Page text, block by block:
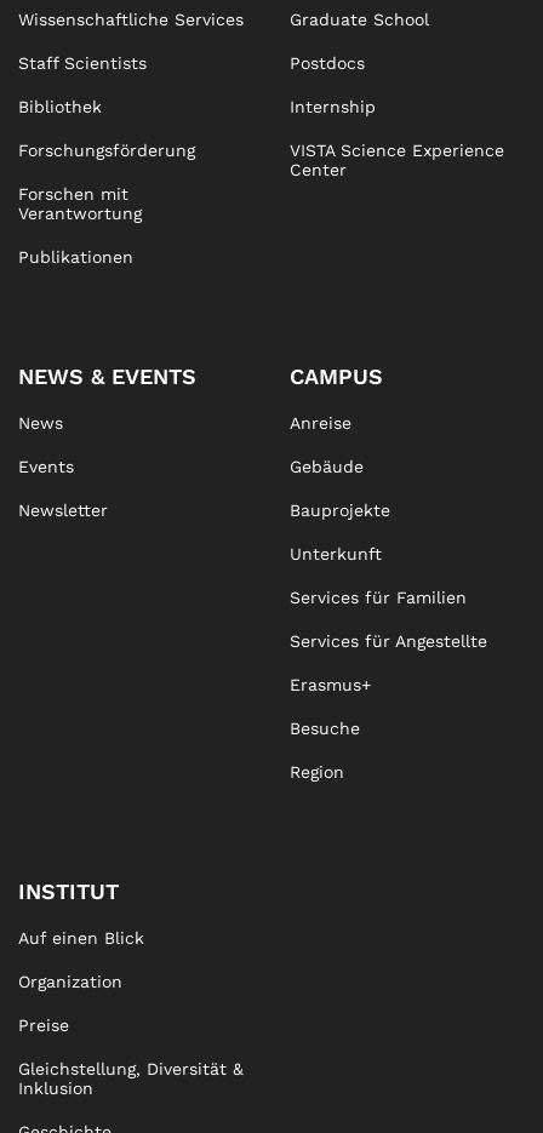
Wissenschaftliche Services
Staff Scientists
Bibliothek
Forschungsförderung
Forschen mit
Verantwortung
Publikationen
Graduate School
Postdocs
Internship
VISTA Science Experience
Center
NEWS & EVENTS
News
Events
Newsletter
CAMPUS
Anreise
Gebäude
Bauprojekte
Unterkunft
Services für Familien
Services für Angestellte
Erasmus+
Besuche
Region
INSTITUT
Auf einen Blick
Organization
Preise
Gleichstellung, Diversität &
Inklusion